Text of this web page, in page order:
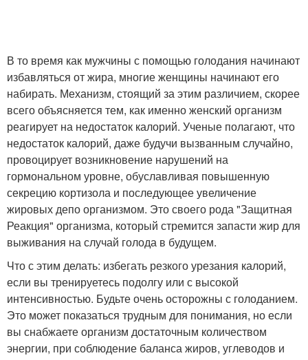
В то время как мужчины с помощью голодания начинают
избавляться от жира, многие женщины начинают его
набирать. Механизм, стоящий за этим различием, скорее
всего объясняется тем, как именно женский организм
реагирует на недостаток калорий. Ученые полагают, что
недостаток калорий, даже будучи вызванным случайно,
провоцирует возникновение нарушений на
гормональном уровне, обуславливая повышенную
секрецию кортизола и последующее увеличение
жировых депо организмом. Это своего рода "Защитная
Реакция" организма, который стремится запасти жир для
выживания на случай голода в будущем.
Что с этим делать: избегать резкого урезания калорий,
если вы тренируетесь подолгу или с высокой
интенсивностью. Будьте очень осторожны с голоданием.
Это может показаться трудным для понимания, но если
вы снабжаете организм достаточным количеством
энергии, при соблюдение баланса жиров, углеводов и